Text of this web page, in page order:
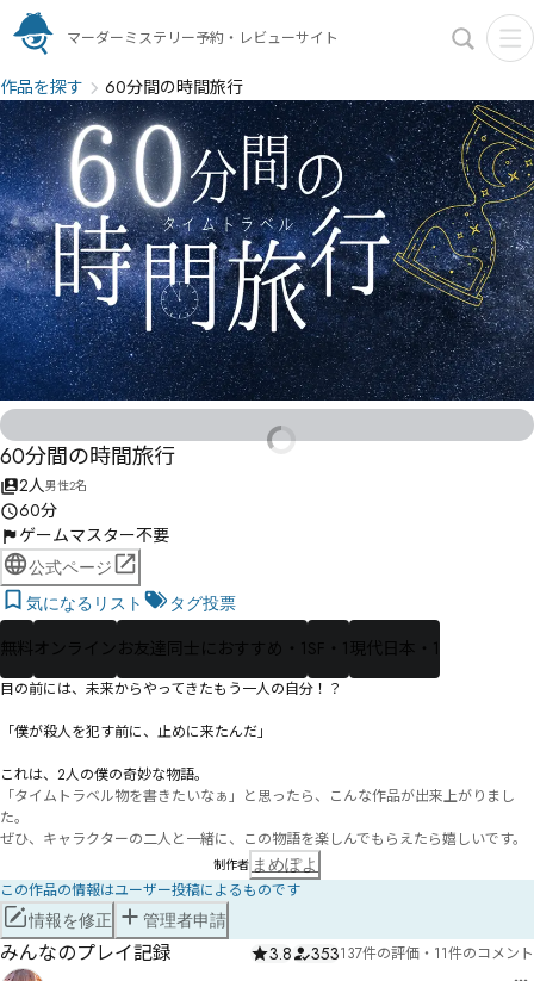
マーダーミステリー予約・レビューサイト
作品を探す 60分間の時間旅行
60分間の時間旅行
2人男性2名
60分
ゲームマスター不要
公式ページ
気になるリスト
タグ投票
無料 オンライン お友達同士におすすめ・1SF・1現代日本・1
目の前には、未来からやってきたもう一人の自分！？
「僕が殺人を犯す前に、止めに来たんだ」
「タイムトラベル物を書きたいなぁ」と思ったら、こんな作品が出来上がりまし
た。
ぜひ、キャラクターの二人と一緒に、この物語を楽しんでもらえたら嬉しいです。
制作者 まめぽよ
この作品の情報はユーザー投稿によるものです
情報を修正 管理者申請
みんなのプレイ記録 3.8 353137件の評価 ・ 11件のコメント